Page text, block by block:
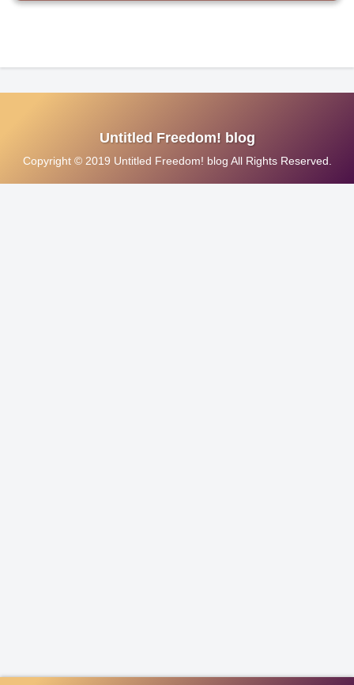
Untitled Freedom! blog
Copyright © 2019 Untitled Freedom! blog All Rights Reserved.